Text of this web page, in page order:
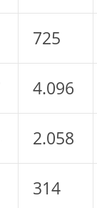
725
4.096
2.058
314